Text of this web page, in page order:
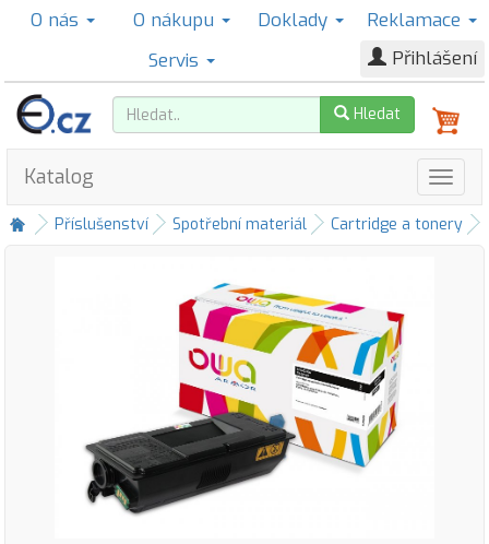
O nás O nákupu Doklady
Reklamace
Servis
Přihlášení
Hledat
Katalog
Příslušenství Spotřební materiál Cartridge a tonery